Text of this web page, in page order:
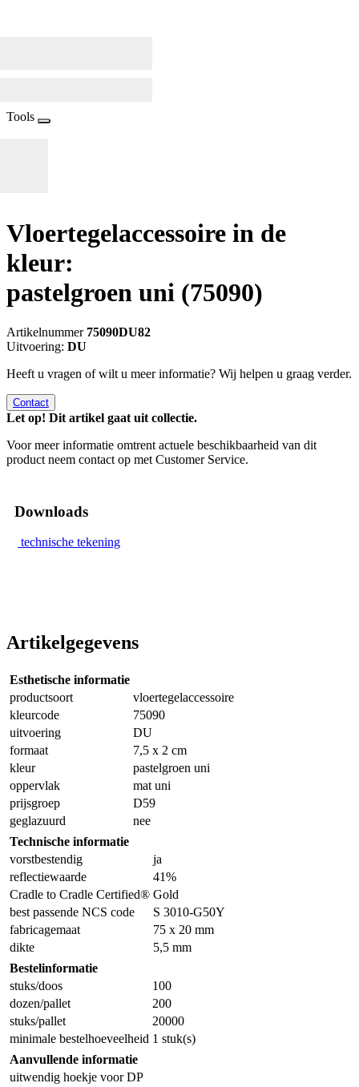
Tools
Vloertegelaccessoire in de
kleur:
pastelgroen uni (75090)
Artikelnummer 75090DU82
Uitvoering: DU
Heeft u vragen of wilt u meer informatie? Wij helpen u graag verder.
Contact
Let op! Dit artikel gaat uit collectie.
Voor meer informatie omtrent actuele beschikbaarheid van dit
product neem contact op met Customer Service.
Downloads
technische tekening
Artikelgegevens
Esthetische informatie
productsoort
vloertegelaccessoire
kleurcode
75090
uitvoering
DU
formaat
7,5 x 2 cm
kleur
pastelgroen uni
oppervlak
mat uni
prijsgroep
D59
geglazuurd
nee
Technische informatie
vorstbestendig
ja
reflectiewaarde
41%
Cradle to Cradle Certified® Gold
best passende NCS code
S 3010-G50Y
fabricagemaat
75 x 20 mm
dikte
5,5 mm
Bestelinformatie
stuks/doos
100
dozen/pallet
200
stuks/pallet
20000
minimale bestelhoeveelheid 1 stuk(s)
Aanvullende informatie
uitwendig hoekje voor DP